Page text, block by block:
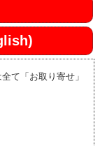
て「お取り寄せ」